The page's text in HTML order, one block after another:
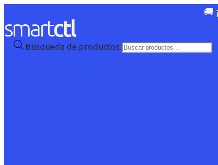
🚚
Búsqueda de productos